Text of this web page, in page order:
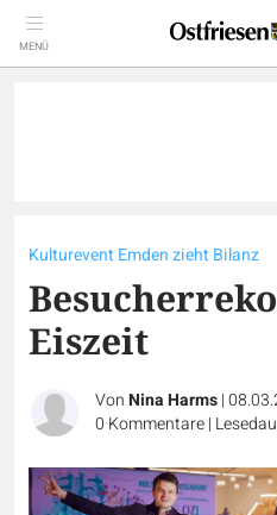
MENÜ
Kulturevent Emden zieht Bilanz
Eiszeit
VonNina Harms|
0 Kommentare|